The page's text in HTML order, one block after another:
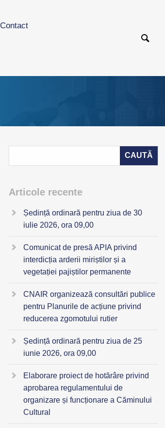
Contact
Articole recente
Ședință ordinară pentru ziua de 30
iulie 2026, ora 09,00
Comunicat de presă APIA privind
interdicția arderii miriștilor și a
vegetației pajiștilor permanente
CNAIR organizează consultări publice
pentru Planurile de acțiune privind
reducerea zgomotului rutier
Ședință ordinară pentru ziua de 25
iunie 2026, ora 09,00
Elaborare proiect de hotărâre privind
aprobarea regulamentului de
organizare și funcționare a Căminului
Cultural